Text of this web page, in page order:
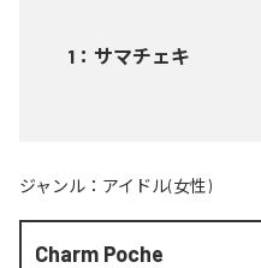
1 ： サマチェキ
ジャンル： アイドル(女性)
Charm Poche